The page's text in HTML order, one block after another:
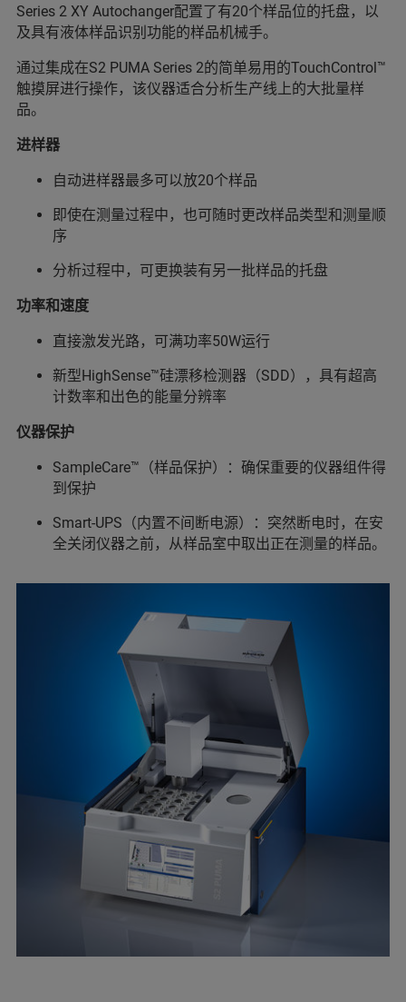
Series 2 XY Autochanger配置了有20个样品位的托盘，以
及具有液体样品识别功能的样品机械手。
通过集成在S2 PUMA Series 2的简单易用的TouchControl™
触摸屏进行操作，该仪器适合分析生产线上的大批量样
品。
进样器
自动进样器最多可以放20个样品
即使在测量过程中，也可随时更改样品类型和测量顺
序
分析过程中，可更换装有另一批样品的托盘
功率和速度
直接激发光路，可满功率50W运行
新型HighSense™硅漂移检测器（SDD），具有超高
计数率和出色的能量分辨率
仪器保护
SampleCare™（样品保护）：确保重要的仪器组件得
到保护
Smart-UPS（内置不间断电源）：突然断电时，在安
全关闭仪器之前，从样品室中取出正在测量的样品。